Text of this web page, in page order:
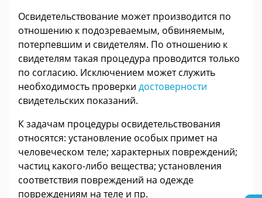
Освидетельствование может производится по
отношению к подозреваемым, обвиняемым,
потерпевшим и свидетелям. По отношению к
свидетелям такая процедура проводится только
по согласию. Исключением может служить
необходимость проверки достоверности
свидетельских показаний.
К задачам процедуры освидетельствования
относятся: установление особых примет на
человеческом теле; характерных повреждений;
частиц какого-либо вещества; установления
соответствия повреждений на одежде
повреждениям на теле и пр.